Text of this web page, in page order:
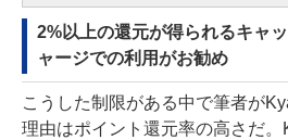
2%以上の還元が得られるキャ
ャージでの利用がお勧め
こうした制限がある中で筆者が
理由はポイント還元率の高さだ